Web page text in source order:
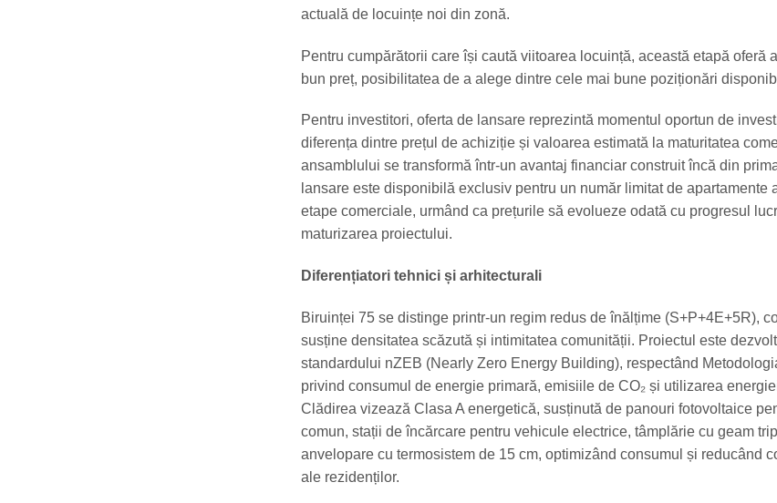
actuală de locuințe noi din zonă.
Pentru cumpărătorii care își caută viitoarea locuință, această etapă oferă
bun preț, posibilitatea de a alege dintre cele mai bune poziționări
Pentru investitori, oferta de lansare reprezintă momentul oportun de
diferența dintre prețul de achiziție și valoarea estimată la maturitatea
ansamblului se transformă într-un avantaj financiar construit încă din
lansare este disponibilă exclusiv pentru un număr limitat de apartamente
etape comerciale, urmând ca prețurile să evolueze odată cu progresul
maturizarea proiectului.
Diferențiatori tehnici și arhitecturali
Biruinței 75 se distinge printr-un regim redus de înălțime (S+P+4E+5R),
susține densitatea scăzută și intimitatea comunității. Proiectul este
standardului nZEB (Nearly Zero Energy Building), respectând
privind consumul de energie primară, emisiile de CO₂ și utilizarea
Clădirea vizează Clasa A energetică, susținută de panouri fotovoltaice
comun, stații de încărcare pentru vehicule electrice, tâmplărie cu geam
anvelopare cu termosistem de 15 cm, optimizând consumul și reducând
ale rezidenților.